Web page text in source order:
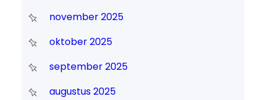
november 2025
oktober 2025
september 2025
augustus 2025